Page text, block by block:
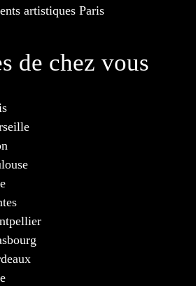
artistiques Paris
de chez vous